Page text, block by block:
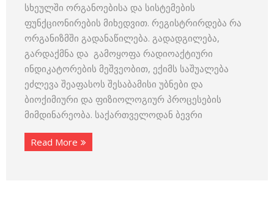
სხეულში ორგანოებისა და სისტემების
ფუნქციონირების მიხედვით. რეგისტრირდება რა
ორგანიზმში გადანაწილება. გადადგილება,
გარდაქმნა და გამოყოფა რადიოაქტიური
ინდიკატორების მეშვეობით, ექიმს საშუალება
ეძლევა შეაფასოს შესაბამისი უბნები და
ბიოქიმიური და ფიზიოლოგიურ პროცესების
მიმდინარეობა. საქართველოდან ბევრი
Read More